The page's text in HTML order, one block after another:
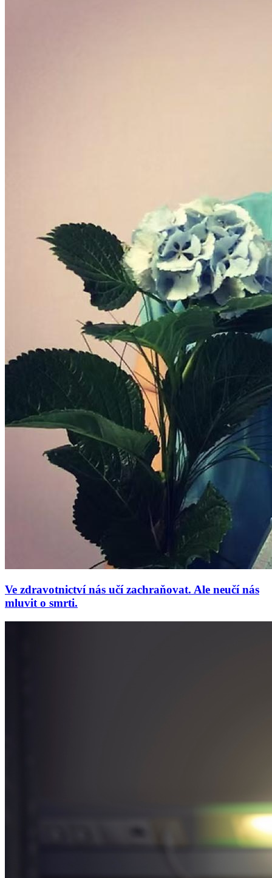
Ve zdravotnictví nás učí zachraňovat. Ale neučí nás
mluvit o smrti.